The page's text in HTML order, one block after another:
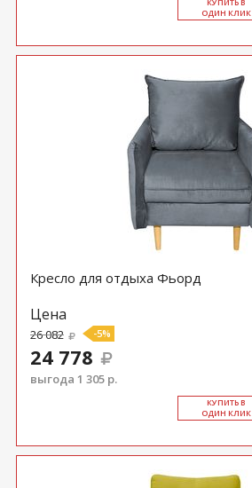
ОДИН КЛИК
Кресло для отдыха Фьорд
Цена
26 082 -5%
24 778
выгода 1 305 р.
КУ­ПИТЬ В
ОДИН КЛИК